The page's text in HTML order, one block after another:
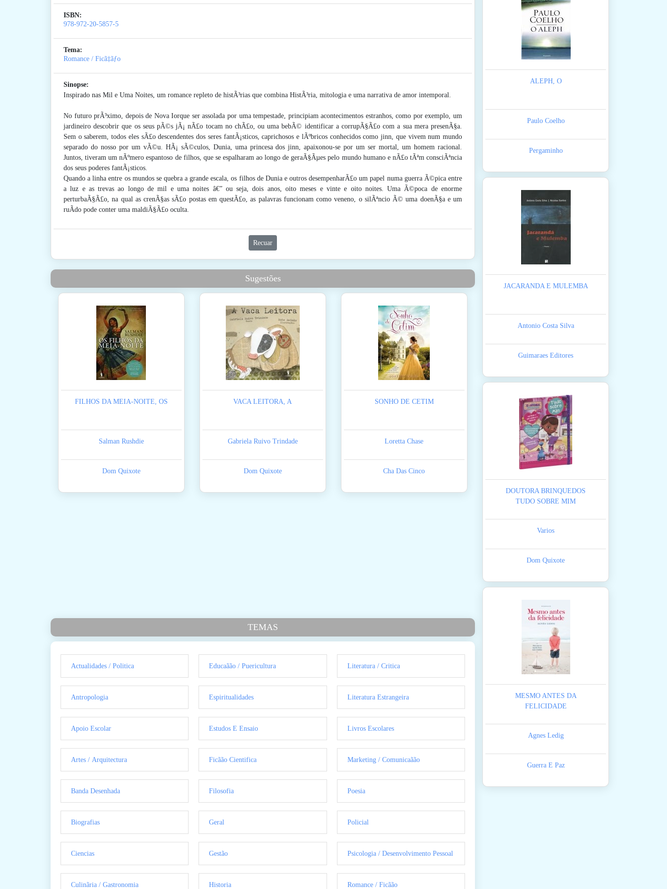
ISBN:
978-972-20-5857-5
Tema:
Romance / Ficã‡ãƒo
Sinopse:
Inspirado nas Mil e Uma Noites, um romance repleto de histÃ³rias que combina HistÃ³ria, mitologia e uma narrativa de amor intemporal.
No futuro prÃ³ximo, depois de Nova Iorque ser assolada por uma tempestade, principiam acontecimentos estranhos, como por exemplo, um
jardineiro descobrir que os seus pÃ©s jÃ¡ nÃ£o tocam no chÃ£o, ou uma bebÃ© identificar a corrupÃ§Ã£o com a sua mera presenÃ§a.
Sem o saberem, todos eles sÃ£o descendentes dos seres fantÃ¡sticos, caprichosos e lÃºbricos conhecidos como jinn, que vivem num mundo
separado do nosso por um vÃ©u. HÃ¡ sÃ©culos, Dunia, uma princesa dos jinn, apaixonou-se por um ser mortal, um homem racional.
Juntos, tiveram um nÃºmero espantoso de filhos, que se espalharam ao longo de geraÃ§Ãµes pelo mundo humano e nÃ£o tÃªm consciÃªncia
dos seus poderes fantÃ¡sticos.
Quando a linha entre os mundos se quebra a grande escala, os filhos de Dunia e outros desempenharÃ£o um papel numa guerra Ã©pica entre
a luz e as trevas ao longo de mil e uma noites â€” ou seja, dois anos, oito meses e vinte e oito noites. Uma Ã©poca de enorme
perturbaÃ§Ã£o, na qual as crenÃ§as sÃ£o postas em questÃ£o, as palavras funcionam como veneno, o silÃªncio Ã© uma doenÃ§a e um
ruÃ­do pode conter uma maldiÃ§Ã£o oculta.
Recuar
Sugestões
FILHOS DA MEIA-NOITE, OS
Salman Rushdie
Dom Quixote
VACA LEITORA, A
Gabriela Ruivo Trindade
Dom Quixote
SONHO DE CETIM
Loretta Chase
Cha Das Cinco
TEMAS
Actualidades / Politica
Antropologia
Apoio Escolar
Artes / Arquitectura
Banda Desenhada
Biografias
Ciencias
Culinãria / Gastronomia
Educaãão / Puericultura
Espiritualidades
Estudos E Ensaio
Ficãão Cientifica
Filosofia
Geral
Gestão
Historia
Literatura / Critica
Literatura Estrangeira
Livros Escolares
Marketing / Comunicaãão
Poesia
Policial
Psicologia / Desenvolvimento Pessoal
Romance / Ficãão
ALEPH, O
Paulo Coelho
Pergaminho
JACARANDA E MULEMBA
Antonio Costa Silva
Guimaraes Editores
DOUTORA BRINQUEDOS
TUDO SOBRE MIM
Varios
Dom Quixote
MESMO ANTES DA
FELICIDADE
Agnes Ledig
Guerra E Paz